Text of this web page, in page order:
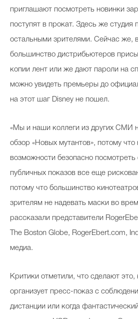
приглашают посмотреть новинки
поступят в прокат. Здесь же студия
остальными зрителями. Сейчас же,
большинство дистрибьютеров
копии лент или же дают пароли на
можно увидеть премьеры до
на этот шаг Disney не пошел.
«Мы и наши коллеги из других СМИ
обзор «Новых мутантов», потому
возможности безопасно
публичных показов все еще
потому что большинство
зрителям не надевать маски во
рассказали представители
The Boston Globe, RogerEbert.com,
медиа.
Критики отметили, что сделают это,
организует пресс-показ с
дистанции или когда